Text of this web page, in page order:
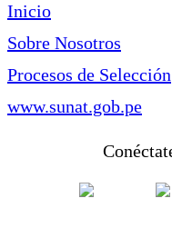
Inicio
Sobre Nosotros
Procesos de Selección
www.sunat.gob.pe